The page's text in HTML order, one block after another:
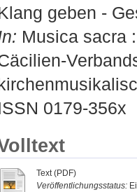
geben -
Musica sacra
0179-356x
Text (PDF)
Veröffentlichungsstatus: